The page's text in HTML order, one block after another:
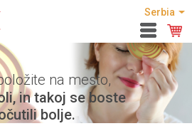
Serbia
na mesto,
in takoj se boste
bolje.